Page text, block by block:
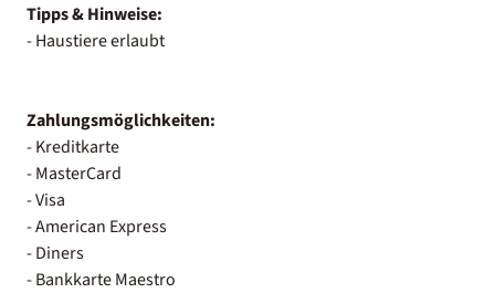
Tipps & Hinweise:
- Haustiere erlaubt
Zahlungsmöglichkeiten:
- Kreditkarte
- MasterCard
- Visa
- American Express
- Diners
- Bankkarte Maestro